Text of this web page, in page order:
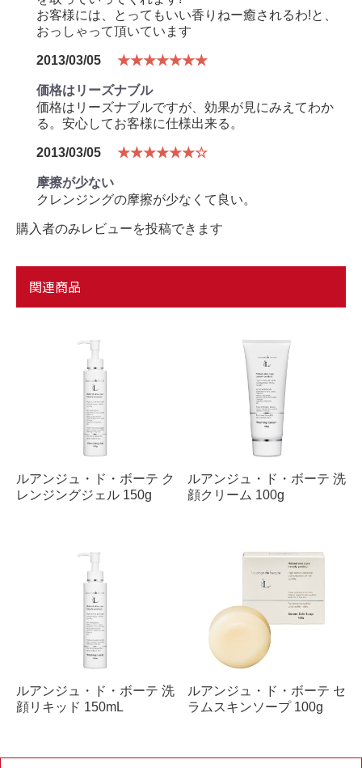
お客様には、とってもいい香りねー癒されるわ!と、
おっしゃって頂いています
2013/03/05 ★★★★★★★
価格はリーズナブル
価格はリーズナブルですが、効果が見にみえてわか
る。安心してお客様に仕様出来る。
2013/03/05 ★★★★★★☆
摩擦が少ない
クレンジングの摩擦が少なくて良い。
購入者のみレビューを投稿できます
関連商品
ルアンジュ・ド・ボーテ ク
レンジングジェル 150g
ルアンジュ・ド・ボーテ 洗
顔クリーム 100g
ルアンジュ・ド・ボーテ 洗
顔リキッド 150mL
ルアンジュ・ド・ボーテ セ
ラムスキンソープ 100g